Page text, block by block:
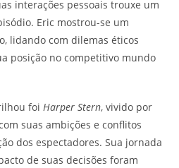
interações pessoais trouxe um
Eric mostrou-se um
lidando com dilemas éticos
posição no competitivo mundo
foi Harper Stern, vivido por
suas ambições e conflitos
dos espectadores. Sua jornada
de suas decisões foram